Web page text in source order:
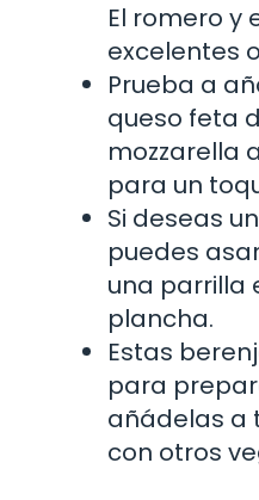
El romero y
excelentes
Prueba a
queso feta
mozzarella
para un
Si deseas
puedes
una parrilla
plancha.
Estas
para
añádelas a
con otros